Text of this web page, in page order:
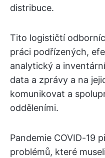
distribuce.
Tito logističtí
práci podřízených,
analytický a
data a zprávy a na
komunikovat a
odděleními.
Pandemie COVID-19
problémů, které